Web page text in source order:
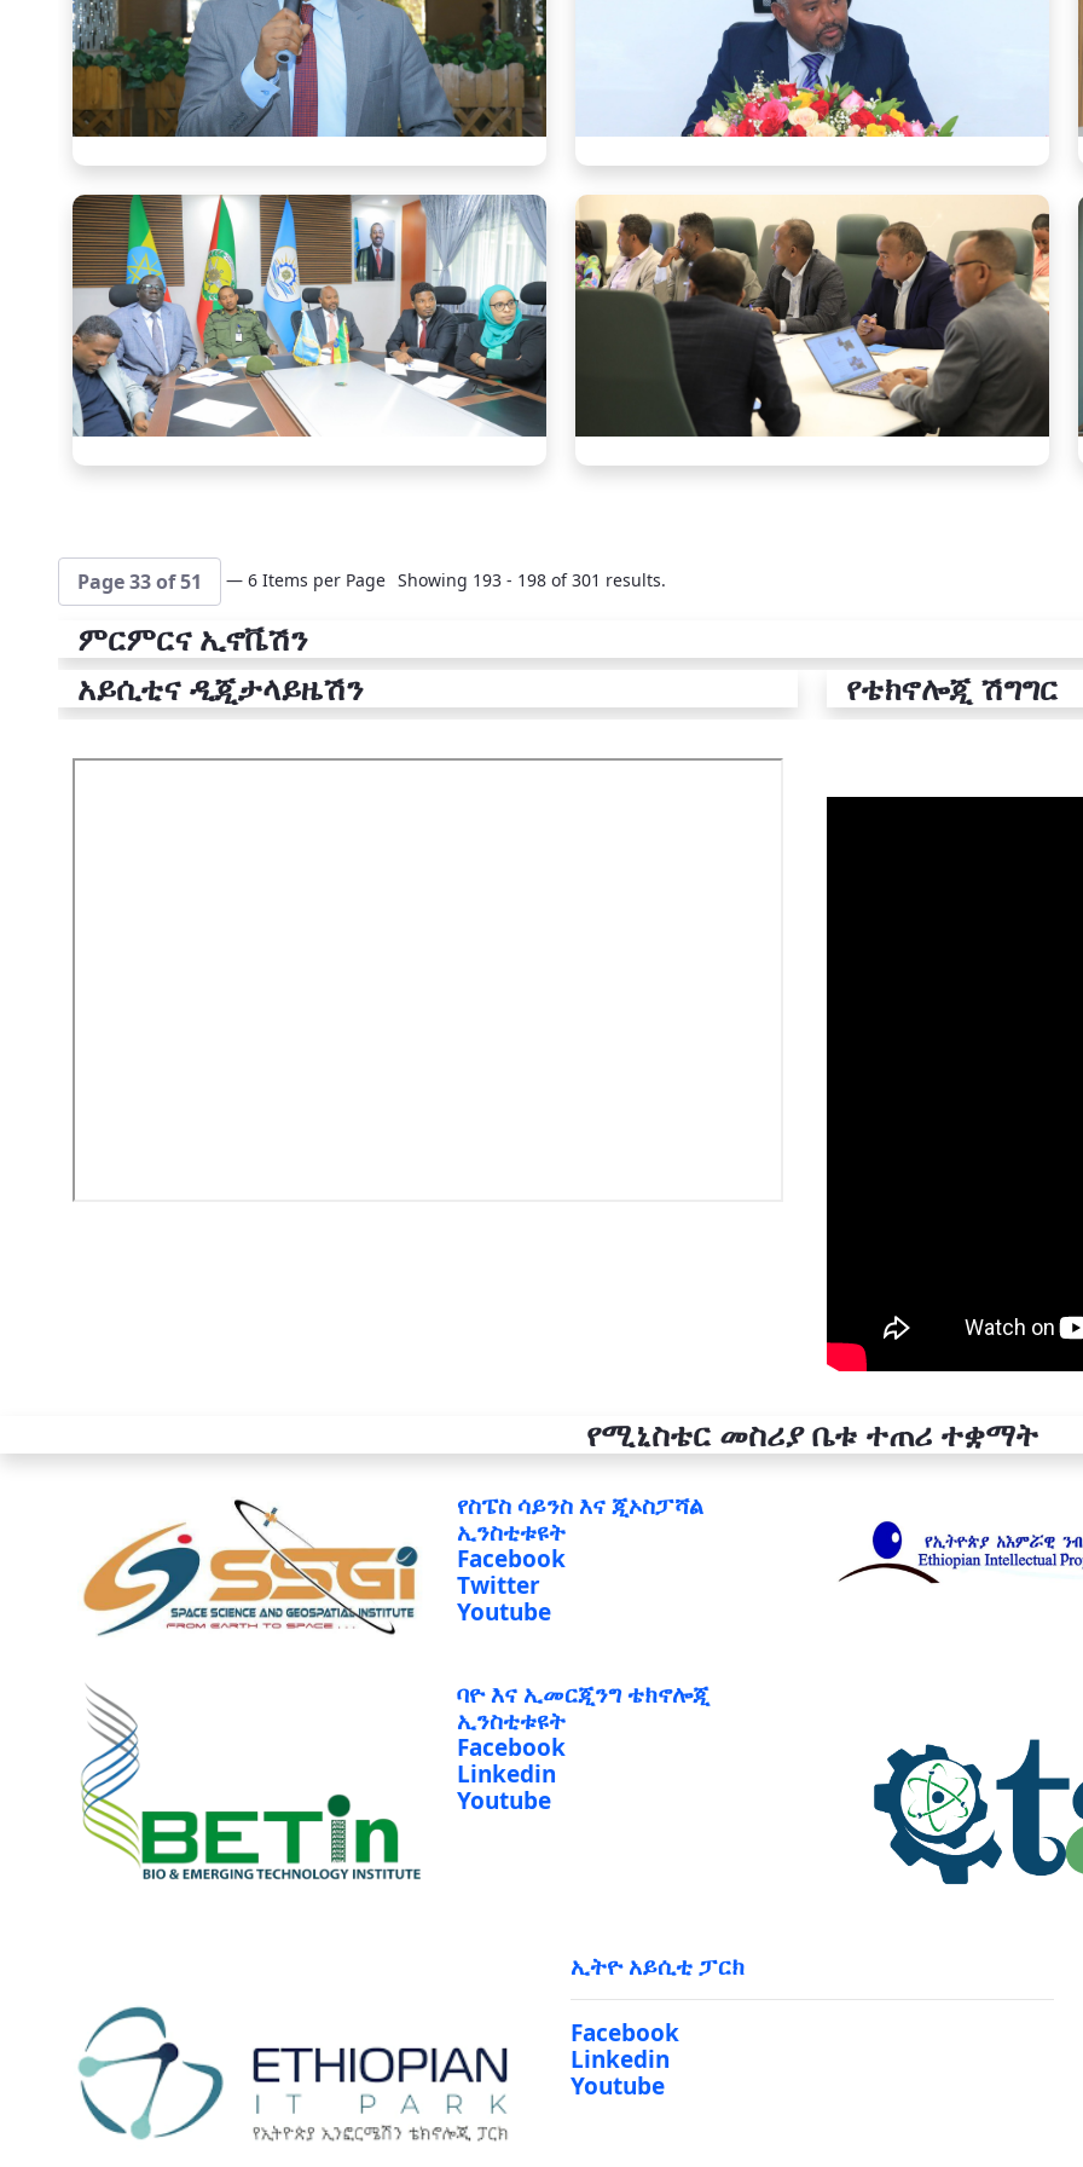
Page 33 of 51 — 6 Items per Page Showing 193 - 198 of 301 results.
ምርምርና ኢኖቬሽን
አይሲቲና ዲጂታላይዜሽን
የቴክኖሎጂ ሽግግር
የሚኒስቴር መስሪያ ቤቱ ተጠሪ ተቋማት
የስፔስ ሳይንስ እና ጂኦስፓሻል
ኢንስቲቱዩት
Facebook
Twitter
Youtube
ባዮ እና ኢመርጂንግ ቴክኖሎጂ
ኢንስቲቱዩት
Facebook
Linkedin
Youtube
ኢትዮ አይሲቲ ፓርክ
Facebook
Linkedin
Youtube